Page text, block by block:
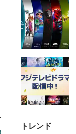
トレンド